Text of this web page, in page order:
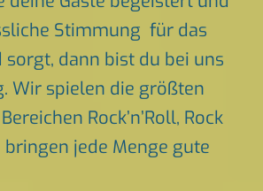
Stimmung für das
sorgt, dann bist du bei uns
Wir spielen die größten
Rock’n’Roll, Rock
jede Menge gute